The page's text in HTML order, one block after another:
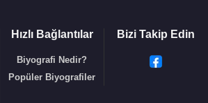
Hızlı Bağlantılar
Biyografi Nedir?
Popüler Biyografiler
Bizi Takip Edin